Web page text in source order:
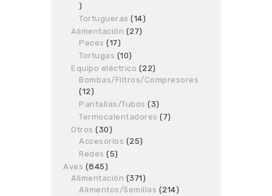
16
products
Tortugueras 1414
Alimentación 2727
Peces 1717
products
Tortugas 1010
products
Equipo eléctrico 2222
products
Bombas/Filtros/Compresores
1212
products
Pantallas/Tubos 33
products
Termocalentadores 77
Otros 3030
products
Accesorios 2525
Redes 55
Aves 845845
products
Alimentación 371371
products
Alimentos/Semillas 214214